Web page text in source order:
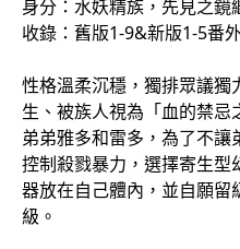
身分：水妖精族，先見之鏡
收錄：舊版1-9&新版1-5番
性格溫柔沉穩，獨排眾議獨
生、被族人視為「血的禁忌
弟弟雅多和雷多，為了不讓
控制殺戮暴力，選擇寄生型
器放在自己體內，並自願留
級。